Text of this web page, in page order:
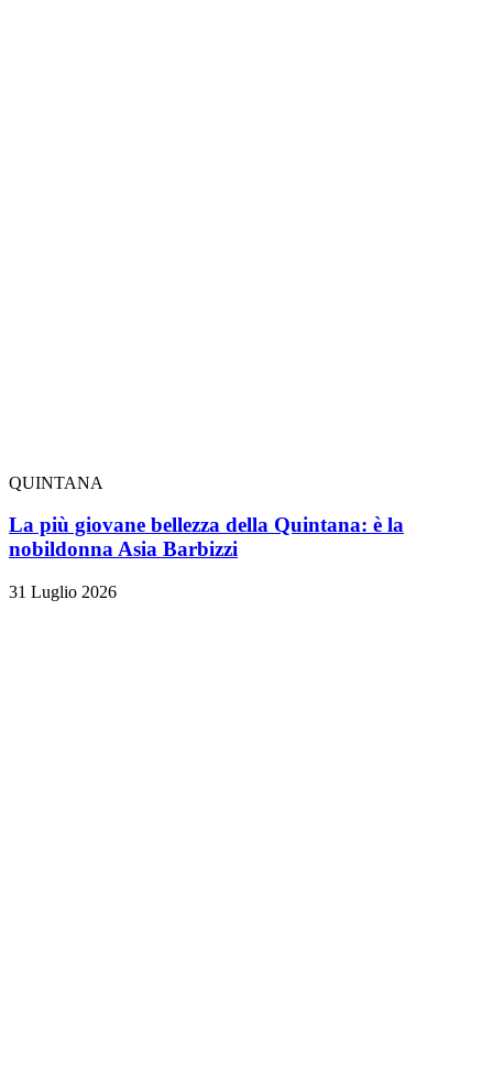
QUINTANA
La più giovane bellezza della Quintana: è la
nobildonna Asia Barbizzi
31 Luglio 2026